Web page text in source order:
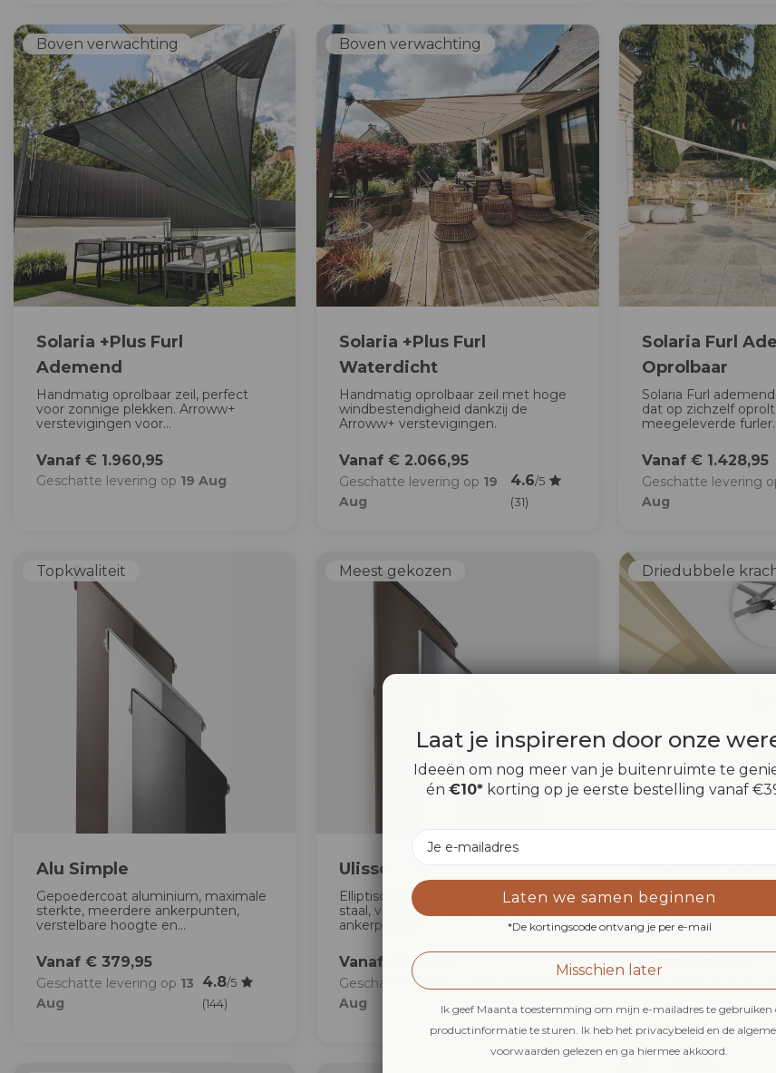
Boven verwachting
Solaria +Plus Furl
Ademend
Handmatig oprolbaar zeil, perfect
voor zonnige plekken. Arroww+
verstevigingen voor...
Vanaf € 1.960,95
Geschatte levering op 19 Aug
Boven verwachting
Solaria +Plus Furl
Waterdicht
Handmatig oprolbaar zeil met hoge
windbestendigheid dankzij de
Arroww+ verstevigingen.
Vanaf € 2.066,95
Geschatte levering op 19
Aug
4.6/5
(31)
Solaria Furl
Oprolbaar
Solaria Furl
dat op zichzelf
meegeleverde
Vanaf € 1.428,95
Geschatte levering
Aug
Topkwaliteit
Alu Simple
Gepoedercoat aluminium, maximale
sterkte, meerdere ankerpunten,
verstelbare hoogte en...
Vanaf € 379,95
Geschatte levering op 13
Aug
4.8/5
(144)
Meest gekozen
Ulisse
Elliptische mast van gegalvaniseerd
staal, verstelbare helling, met 6
ankerpunten.
Vanaf € 199,95
Geschatte levering op
Aug
(188)
Driedubbele
Wandplaat en
met katrollen,
trekkracht.
Vanaf € 44,95
Laat je inspireren door onze
Ideeën om nog meer van je buitenruimte te
én €10*korting op je eerste bestelling vanaf
Laten we samen beginnen
*De kortingscode ontvang je per e-mail
Misschien later
Ik geef Maanta toestemming om mijn e-mailadres te gebruiken
productinformatie te sturen. Ik heb het privacybeleid en de
voorwaarden gelezen en ga hiermee akkoord.